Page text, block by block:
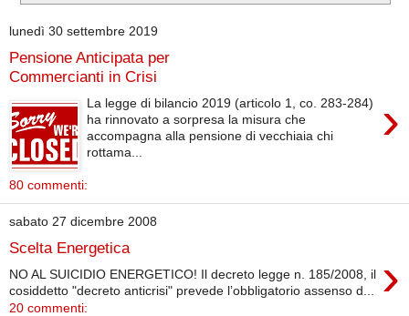
lunedì 30 settembre 2019
Pensione Anticipata per
Commercianti in Crisi
›
La legge di bilancio 2019 (articolo 1, co. 283-284)
ha rinnovato a sorpresa la misura che
accompagna alla pensione di vecchiaia chi
rottama...
80 commenti:
sabato 27 dicembre 2008
Scelta Energetica ›
NO AL SUICIDIO ENERGETICO! Il decreto legge n. 185/2008, il
cosiddetto "decreto anticrisi" prevede l’obbligatorio assenso d...
20 commenti: